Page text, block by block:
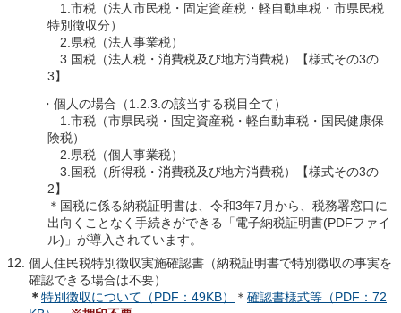
1.市税（法人市民税・固定資産税・軽自動車税・市県民税
特別徴収分）
2.県税（法人事業税）
3.国税（法人税・消費税及び地方消費税）【様式その3の
3】
・個人の場合（1.2.3.の該当する税目全て）
1.市税（市県民税・固定資産税・軽自動車税・国民健康保
険税）
2.県税（個人事業税）
3.国税（所得税・消費税及び地方消費税）【様式その3の
2】
＊国税に係る納税証明書は、令和3年7月から、税務署窓口に
出向くことなく手続きができる「電子納税証明書(PDFファイ
ル)」が導入されています。
個人住民税特別徴収実施確認書（納税証明書で特別徴収の事実を
確認できる場合は不要）
＊特別徴収について（PDF：49KB） ＊ 確認書様式等（PDF：72